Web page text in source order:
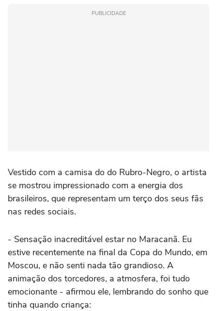
PUBLICIDADE
Vestido com a camisa do do Rubro-Negro, o artista
se mostrou impressionado com a energia dos
brasileiros, que representam um terço dos seus fãs
nas redes sociais.
- Sensação inacreditável estar no Maracanã. Eu
estive recentemente na final da Copa do Mundo, em
Moscou, e não senti nada tão grandioso. A
animação dos torcedores, a atmosfera, foi tudo
emocionante - afirmou ele, lembrando do sonho que
tinha quando criança: